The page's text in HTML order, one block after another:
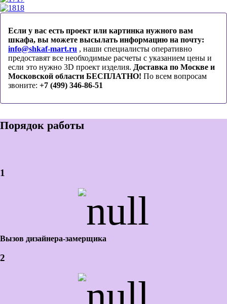
18
Если у вас есть проект или картинка нужного вам
шкафа, вы можете высылать информацию на почту:
info@shkaf-mart.ru , наши специалисты оперативно
предоставят все необходимые расчеты с указанием цены и
если это нужно 3D проект изделия. Доставка по Москве и
Московской области БЕСПЛАТНО! По всем вопросам
звоните: +7 (499) 346-86-51
Порядок работы
1
Вызов дизайнера-замерщика
2